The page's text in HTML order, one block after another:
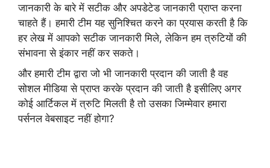
जानकारी के बारे में सटीक और अपडेटेड जानकारी प्राप्त करना
चाहते हैं। हमारी टीम यह सुनिश्चित करने का प्रयास करती है कि
हर लेख में आपको सटीक जानकारी मिले, लेकिन हम त्रुटियों की
संभावना से इंकार नहीं कर सकते।
और हमारी टीम द्वारा जो भी जानकारी प्रदान की जाती है वह
सोशल मीडिया से प्राप्त करके प्रदान की जाती है इसीलिए अगर
कोई आर्टिकल में त्रुटि मिलती है तो उसका जिम्मेवार हमारा
पर्सनल वेबसाइट नहीं होगा?